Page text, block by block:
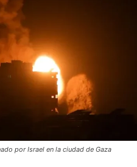
por Israel en la ciudad de Gaza